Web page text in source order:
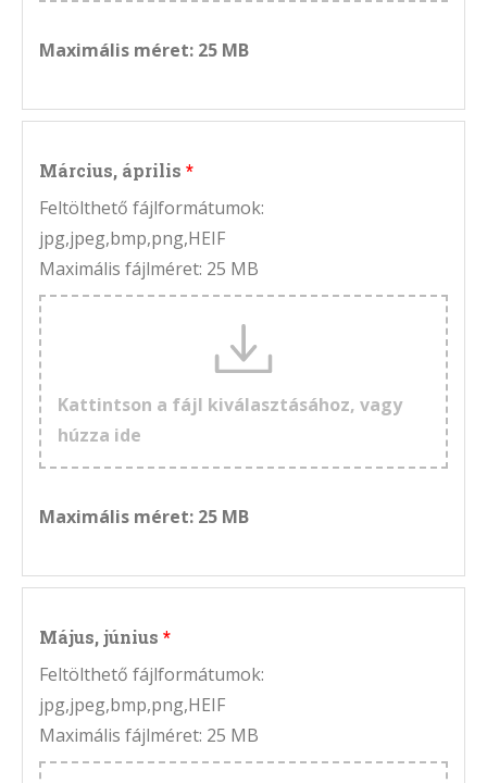
Maximális méret: 25 MB
Március, április
Feltölthető fájlformátumok:
jpg,jpeg,bmp,png,HEIF
Maximális fájlméret: 25 MB
Kattintson a fájl kiválasztásához, vagy
húzza ide
Maximális méret: 25 MB
Május, június
Feltölthető fájlformátumok:
jpg,jpeg,bmp,png,HEIF
Maximális fájlméret: 25 MB